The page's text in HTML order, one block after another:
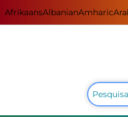
AfrikaansAlbanianAmharic